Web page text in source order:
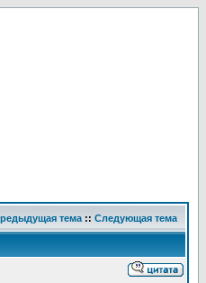
тема :: Следующая тема